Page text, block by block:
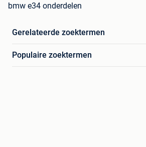
bmw e34 onderdelen
Gerelateerde zoektermen
Populaire zoektermen